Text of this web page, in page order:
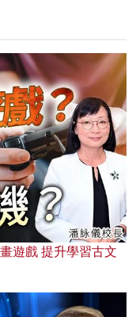
遊戲 提升學習古文